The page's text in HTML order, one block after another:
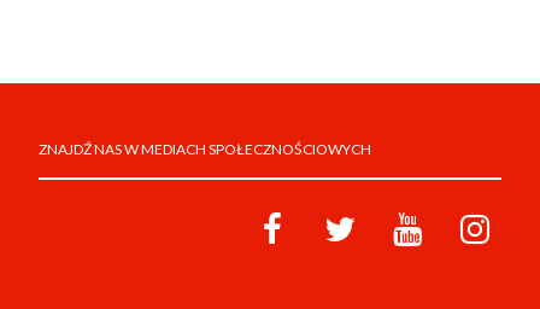
ZNAJDŹ NAS W MEDIACH SPOŁECZNOŚCIOWYCH